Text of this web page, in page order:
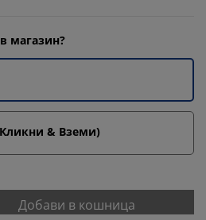
магазин?
& Вземи)
Добави в кошница